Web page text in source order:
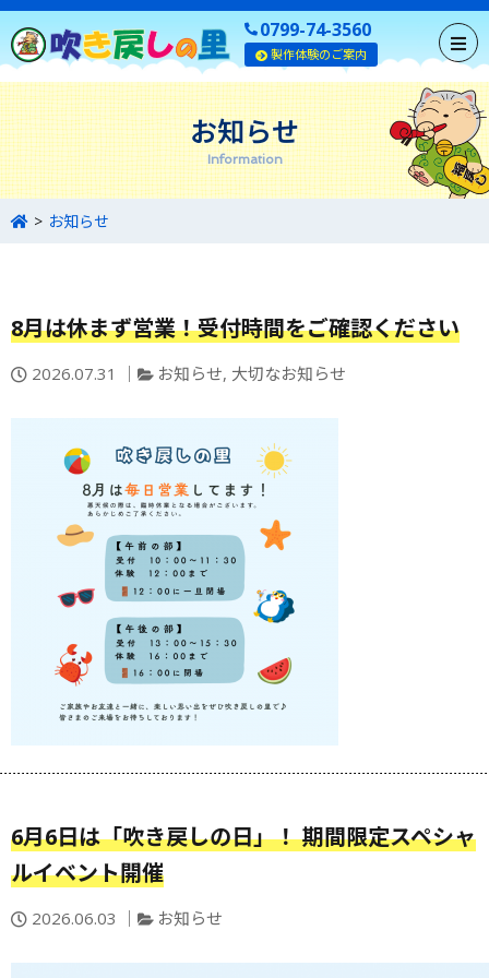
0799-74-3560
製作体験のご案内
お知らせ
Information
お知らせ
8月は休まず営業！受付時間をご確認ください
投 2026.07.31
カ
リ
ー
お知らせ, 大切なお知らせ
6月6日は「吹き戻しの日」！ 期間限定スペシャ
ルイベント開催
投
日：
2026.06.03
カ
ゴ
お知らせ